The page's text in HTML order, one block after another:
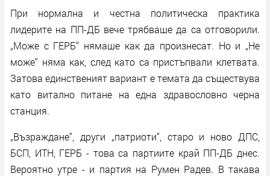
При нормална и честна политическа практика
лидерите на ПП-ДБ вече трябваше да са отговорили.
„Може с ГЕРБ“ нямаше как да произнесат. Но и „Не
може“ няма как, след като са пристъпвали клетвата.
Затова единственият вариант е темата да съществува
като витално питане на една здравословно черна
станция.
„Възраждане“, други „патриоти“, старо и ново ДПС,
БСП, ИТН, ГЕРБ - това са партиите край ПП-ДБ днес.
Вероятно утре - и партия на Румен Радев. В такава